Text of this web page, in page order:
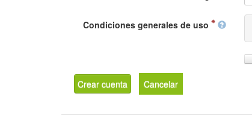
Condiciones generales de uso
Crear cuenta Cancelar